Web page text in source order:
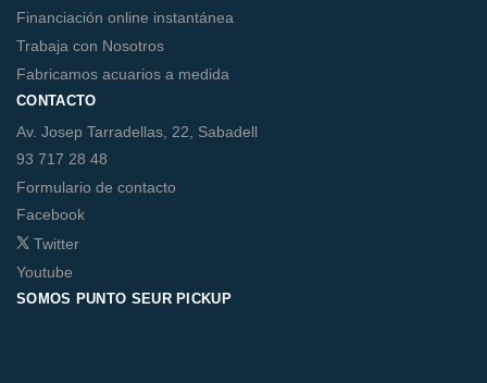
Financiación online instantánea
Trabaja con Nosotros
Fabricamos acuarios a medida
CONTACTO
Av. Josep Tarradellas, 22, Sabadell
93 717 28 48
Formulario de contacto
Facebook
Twitter
Youtube
SOMOS PUNTO SEUR PICKUP